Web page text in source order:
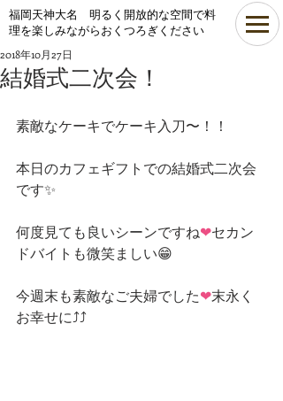
​福岡天神大名 明るく開放的な空間で料
理を楽しみながらおくつろぎください
結婚式二次会！
2018年10月27日
素敵なケーキでケーキ入刀〜！！
本日のカフェギフトでの結婚式二次会
です✨
何度見ても良いシーンですね❤セカン
ドバイトも微笑ましい😁
今週末も素敵なご夫婦でした❤末永く
お幸せに⤴⤴